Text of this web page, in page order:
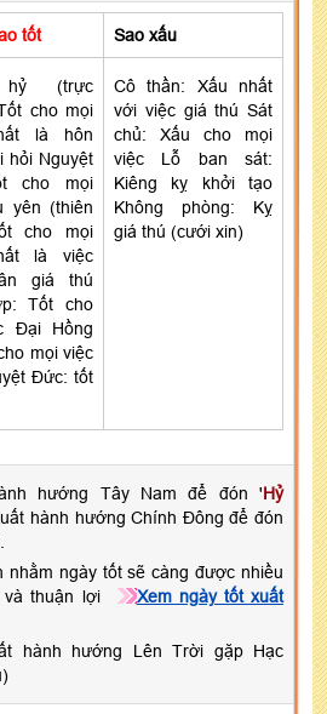
tốt Sao xấu
hỷ (trực
cho mọi
là hôn
hỏi Nguyệt
cho mọi
yên (thiên
cho mọi
là việc
giá thú
Tốt cho
Đại Hồng
mọi việc
Đức: tốt
Cô thần: Xấu nhất
với việc giá thú Sát
chủ: Xấu cho mọi
việc Lỗ ban sát:
Kiêng kỵ khởi tạo
Không phòng: Kỵ
giá thú (cưới xin)
hướng Tây Nam để đón 'Hỷ
hành hướng Chính Đông để đón
nhằm ngày tốt sẽ càng được nhiều
và thuận lợi
Xem ngày tốt xuất
hành hướng Lên Trời gặp Hạc